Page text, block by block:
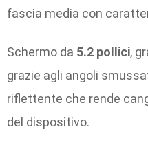
fascia media con
Schermo da 5.2 pollici,
grazie agli angoli
riflettente che rende
del dispositivo.